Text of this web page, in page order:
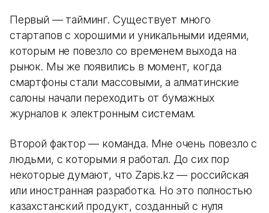
Первый — тайминг. Существует много
стартапов с хорошими и уникальными идеями,
которым не повезло со временем выхода на
рынок. Мы же появились в момент, когда
смартфоны стали массовыми, а алматинские
салоны начали переходить от бумажных
журналов к электронным системам.
Второй фактор — команда. Мне очень повезло с
людьми, с которыми я работал. До сих пор
некоторые думают, что Zapis.kz — российская
или иностранная разработка. Но это полностью
казахстанский продукт, созданный с нуля